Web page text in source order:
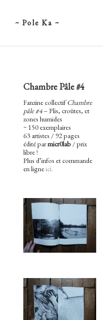
~ Pole Ka ~
Chambre Pâle #4
Fanzine collectifChambre
pâle #4– Plis, croûtes, et
zones humides
~ 150 exemplaires
63 artistes / 92 pages
édité parmicr0lab / prix
libre !
Plus d’infos et commande
en ligneici.